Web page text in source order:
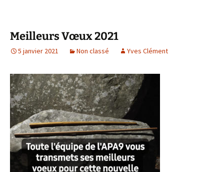
Meilleurs Vœux 2021
5 janvier 2021 Non classé Yves Clément